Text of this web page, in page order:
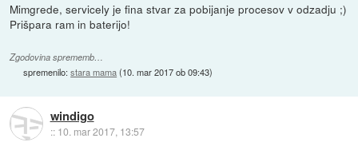
Mimgrede, servicely je fina stvar za pobijanje procesov v odzadju ;)
Prišpara ram in baterijo!
Zgodovina sprememb…
spremenilo:stara mama(10. mar 2017 ob 09:43)
windigo
:: 10. mar 2017, 13:57